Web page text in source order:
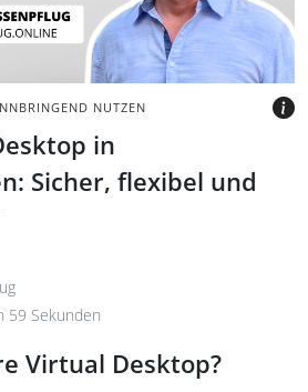
NUTZEN
in
Sicher, flexibel und
59 Sekunden
Virtual Desktop?